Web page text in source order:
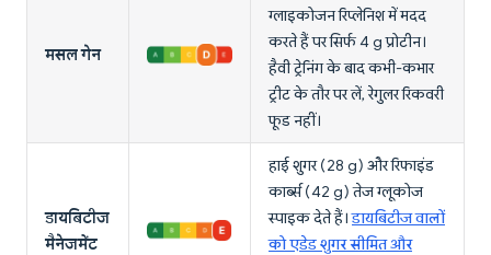
मसल गेन
ग्लाइकोजन रिप्लेनिश में मदद
करते हैं पर सिर्फ 4 g प्रोटीन।
हैवी ट्रेनिंग के बाद कभी-कभार
ट्रीट के तौर पर लें, रेगुलर रिकवरी
फूड नहीं।
डायबिटीज
मैनेजमेंट
हाई शुगर (28 g) और रिफाइंड
कार्ब्स (42 g) तेज ग्लूकोज
स्पाइक देते हैं।डायबिटीज वालों
को एडेड शुगर सीमित और